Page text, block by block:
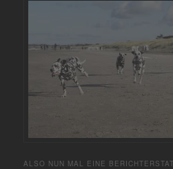
ALSO NUN MAL EINE